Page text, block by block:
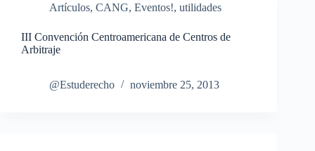
Artículos, CANG, Eventos!, utilidades
III Convención Centroamericana de Centros de
Arbitraje
@Estuderecho noviembre 25, 2013